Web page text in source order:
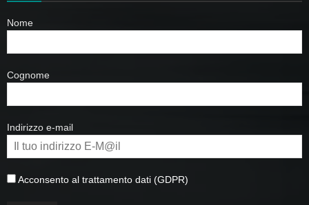
Nome
Cognome
Indirizzo e-mail
Acconsento al trattamento dati (GDPR)